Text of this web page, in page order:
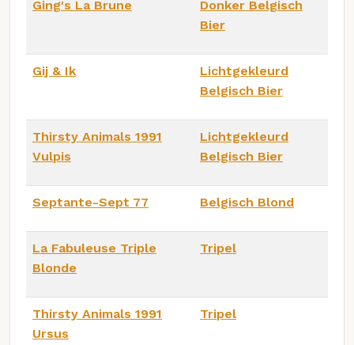
Ging's La Brune
Donker Belgisch
Bier
Gij & Ik
Lichtgekleurd
Belgisch Bier
Thirsty Animals 1991
Vulpis
Lichtgekleurd
Belgisch Bier
Septante-Sept 77 Belgisch Blond
La Fabuleuse Triple
Blonde
Tripel
Thirsty Animals 1991
Ursus
Tripel